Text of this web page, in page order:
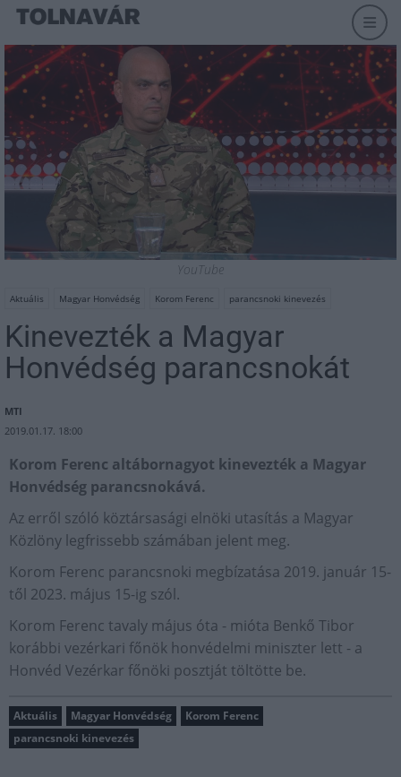
YouTube
Aktuális Magyar Honvédség Korom Ferenc parancsnoki kinevezés
Kinevezték a Magyar
Honvédség parancsnokát
MTI
2019.01.17. 18:00
Korom Ferenc altábornagyot kinevezték a Magyar
Honvédség parancsnokává.
Az erről szóló köztársasági elnöki utasítás a Magyar
Közlöny legfrissebb számában jelent meg.
Korom Ferenc parancsnoki megbízatása 2019. január 15-
től 2023. május 15-ig szól.
Korom Ferenc tavaly május óta - mióta Benkő Tibor
korábbi vezérkari főnök honvédelmi miniszter lett - a
Honvéd Vezérkar főnöki posztját töltötte be.
Aktuális Magyar Honvédség
Korom Ferenc
parancsnoki kinevezés